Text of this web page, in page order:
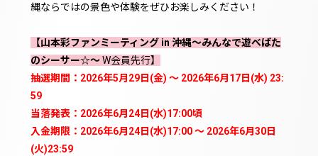
縄ならではの景色や体験をぜひお楽しみください！
【山本彩ファンミーティング in 沖縄〜みんなで遊べばた
のシーサー☆〜W会員先行】
抽選期間：2026年5月29日(金) 〜 2026年6月17日(水) 23:
59
当落発表： 2026年6月24日(水)17:00頃
入金期限： 2026年6月24日(水)17:00〜 2026年6月30日
(火)23:59